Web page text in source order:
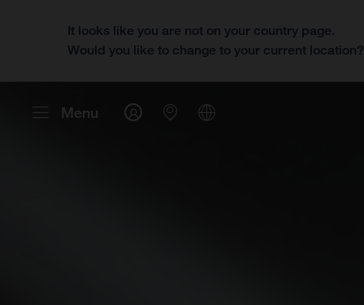
It looks like you are not on your country page.
Would you like to change to your current location?
Menu